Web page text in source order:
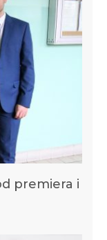
premiera i